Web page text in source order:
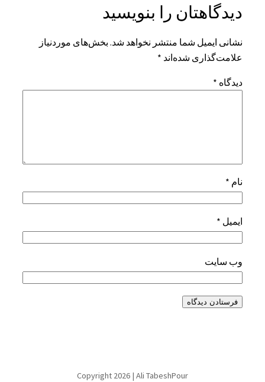
دیدگاهتان را بنویسید
نشانی ایمیل شما منتشر نخواهد شد. بخش‌های موردنیاز
علامت‌گذاری شده‌اند *
دیدگاه *
نام *
ایمیل *
وب‌ سایت
Copyright 2026 | Ali TabeshPour